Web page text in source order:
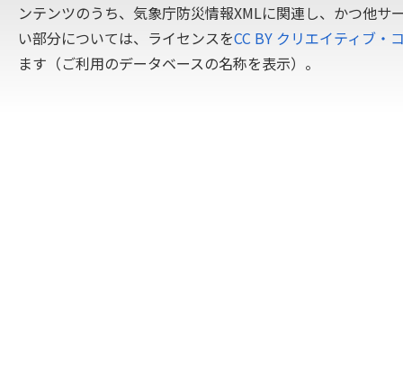
ンテンツのうち、気象庁防災情報XMLに関連し、かつ他サ
い部分については、ライセンスをCC BY クリエイティブ・
ます（ご利用のデータベースの名称を表示）。